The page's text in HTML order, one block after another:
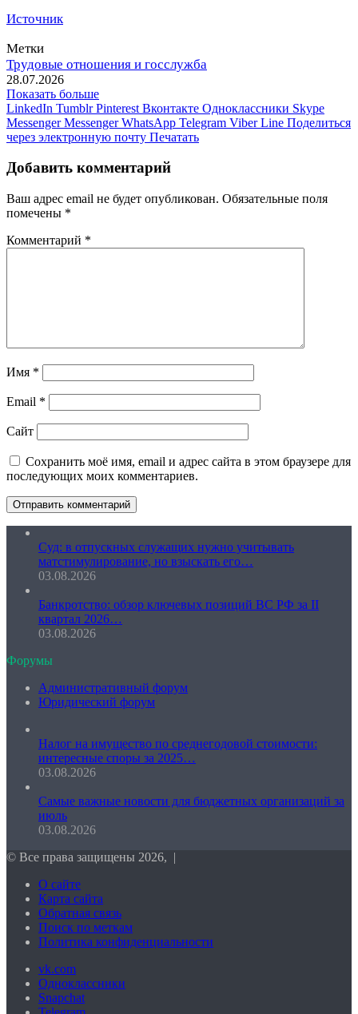
Источник
Метки
Трудовые отношения и госслужба
28.07.2026
Показать больше
LinkedIn Tumblr Pinterest Вконтакте Одноклассники Skype
Messenger Messenger WhatsApp Telegram Viber Line Поделиться
через электронную почту Печатать
Добавить комментарий
Ваш адрес email не будет опубликован. Обязательные поля
помечены *
Комментарий *
Имя *
Email *
Сайт
Сохранить моё имя, email и адрес сайта в этом браузере для
последующих моих комментариев.
Суд: в отпускных служащих нужно учитывать
матстимулирование, но взыскать его…
03.08.2026
Банкротство: обзор ключевых позиций ВС РФ за II
квартал 2026…
03.08.2026
Форумы
Административный форум
Юридический форум
Налог на имущество по среднегодовой стоимости:
интересные споры за 2025…
03.08.2026
Самые важные новости для бюджетных организаций за
июль
03.08.2026
© Все права защищены 2026, |
О сайте
Карта сайта
Обратная связь
Поиск по меткам
Политика конфиденциальности
vk.com
Одноклассники
Snapchat